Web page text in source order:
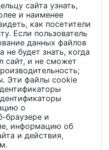
сайта узнать,
и наименее
как посетители
Если пользователь
данных файлов
не будет знать, когда
сайт, и не сможет
Эти файлы cookie
о
браузере и
информацию об
и действия,